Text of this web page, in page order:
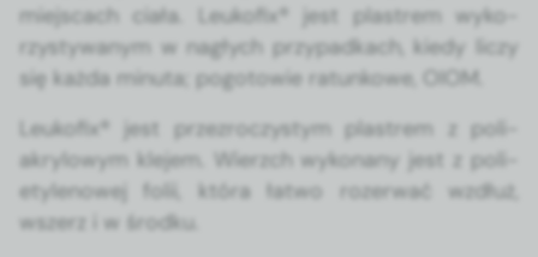
miejs­cach ciała. Leukofix® jest plas­trem wyko­
rzysty­wanym w nagłych przy­pad­kach, kiedy liczy
się każ­da min­u­ta; pogo­towie ratunkowe, OIOM.
Leukofix® jest przezroczystym plas­trem z poli­
akry­lowym kle­jem. Wierzch wyko­nany jest z poli­
etylenowej folii, która łat­wo roz­er­wać wzdłuż,
wsz­erz i w środ­ku.